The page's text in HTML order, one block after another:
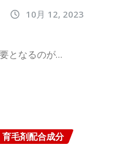
10月 12, 2023
となるのが…
育毛剤配合成分